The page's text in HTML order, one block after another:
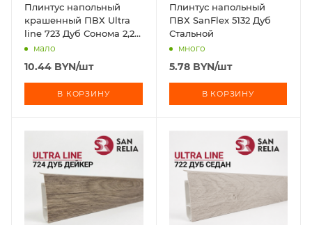
Плинтус напольный
крашенный ПВХ Ultra
line 723 Дуб Сонома 2,2
м мало
10.44 BYN/шт
В КОРЗИНУ
Плинтус напольный
ПВХ SanFlex 5132 Дуб
Стальной
много
5.78BYN/шт
В КОРЗИНУ